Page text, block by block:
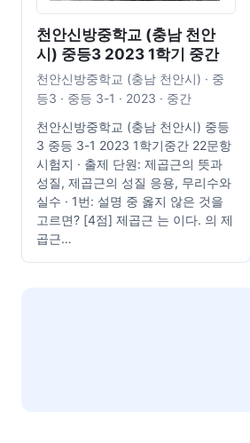
천안신방중학교 (충남 천안
시) 중등3 2023 1학기 중간
천안신방중학교 (충남 천안시) · 중
등3 · 중등 3-1 · 2023 · 중간
천안신방중학교 (충남 천안시) 중등
3 중등 3-1 2023 1학기중간 22문항
시험지 · 출제 단원: 제곱근의 뜻과
성질, 제곱근의 성질 응용, 무리수와
실수 · 1번: 설명 중 옳지 않은 것을
고르면? [4점] 제곱근 는 이다. 의 제
곱근…